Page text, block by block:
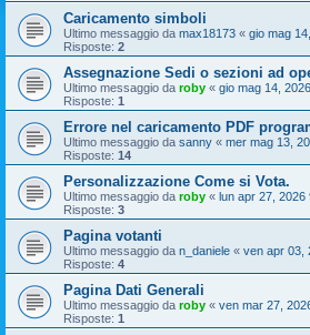
Caricamento simboli
Ultimo messaggio da max18173 « gio mag
Risposte: 2
Assegnazione Sedi o sezioni ad
Ultimo messaggio da roby « gio mag 14,
Risposte: 1
Errore nel caricamento PDF
Ultimo messaggio da sanny « mer mag 13,
Risposte: 14
Personalizzazione Come si Vota.
Ultimo messaggio da roby « lun apr 27, 2026
Risposte: 3
Pagina votanti
Ultimo messaggio da n_daniele « ven apr 03,
Risposte: 4
Pagina Dati Generali
Ultimo messaggio da roby « ven mar 27,
Risposte: 1